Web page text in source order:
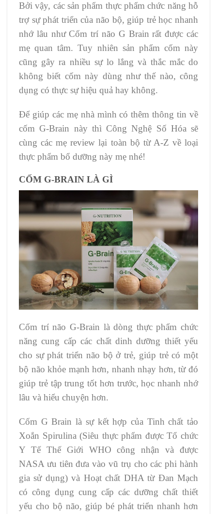
Bởi vậy, các sản phẩm thực phẩm chức năng hỗ
trợ sự phát triển của não bộ, giúp trẻ học nhanh
nhớ lâu như Cốm trí não G Brain rất được các
mẹ quan tâm. Tuy nhiên sản phẩm cốm này
cũng gây ra nhiều sự lo lắng và thắc mắc do
không biết cốm này dùng như thế nào, công
dụng có thực sự hiệu quả hay không.
Để giúp các mẹ nhà mình có thêm thông tin về
cốm G-Brain này thì Công Nghệ Số Hóa sẽ
cùng các mẹ review lại toàn bộ từ A-Z về loại
thực phẩm bổ dưỡng này mẹ nhé!
CỐM G-BRAIN LÀ GÌ
Cốm trí não G-Brain là dòng thực phẩm chức
năng cung cấp các chất dinh dưỡng thiết yếu
cho sự phát triển não bộ ở trẻ, giúp trẻ có một
bộ não khỏe mạnh hơn, nhanh nhạy hơn, từ đó
giúp trẻ tập trung tốt hơn trước, học nhanh nhớ
lâu và hiểu chuyện hơn.
Cốm G Brain là sự kết hợp của Tinh chất tảo
Xoắn Spirulina (Siêu thực phẩm được Tổ chức
Y Tế Thế Giới WHO công nhận và được
NASA ưu tiên đưa vào vũ trụ cho các phi hành
gia sử dụng) và Hoạt chất DHA từ Đan Mạch
có công dụng cung cấp các dưỡng chất thiết
yếu cho bộ não, giúp bé phát triển nhanh hơn